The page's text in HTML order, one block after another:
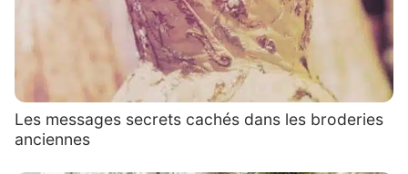
Les messages secrets cachés dans les broderies
anciennes